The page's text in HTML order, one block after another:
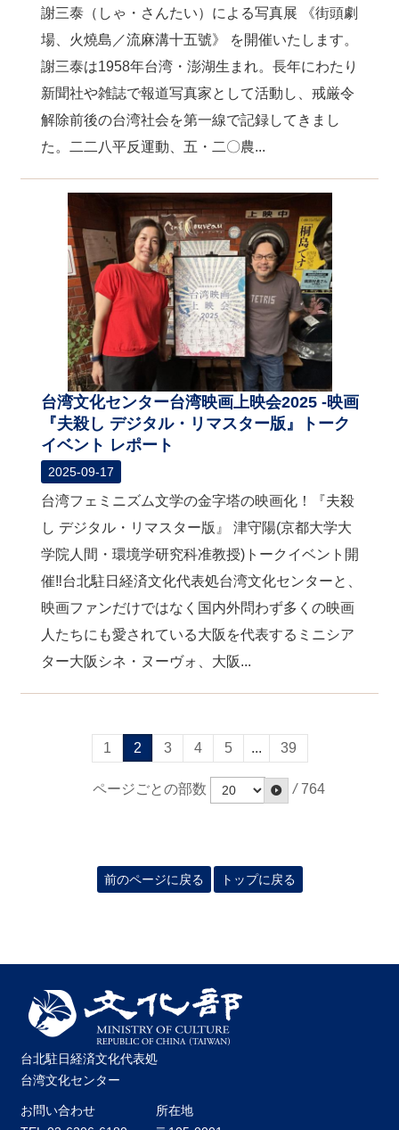
謝三泰（しゃ・さんたい）による写真展 《街頭劇
場、火燒島／流麻溝十五號》 を開催いたします。
謝三泰は1958年台湾・澎湖生まれ。長年にわたり
新聞社や雑誌で報道写真家として活動し、戒厳令
解除前後の台湾社会を第一線で記録してきまし
た。二二八平反運動、五・二〇農...
台湾文化センター台湾映画上映会2025 -映画
『夫殺し デジタル・リマスター版』トーク
イベント レポート
2025-09-17
台湾フェミニズム文学の金字塔の映画化！『夫殺
し デジタル・リマスター版』 津守陽(京都大学大
学院人間・環境学研究科准教授)トークイベント開
催‼台北駐日経済文化代表処台湾文化センターと、
映画ファンだけではなく国内外問わず多くの映画
人たちにも愛されている大阪を代表するミニシア
ター大阪シネ・ヌーヴォ、大阪...
1 2 3 4 5 ... 39
ページごとの部数 / 764
前のページに戻る トップに戻る
台北駐日経済文化代表処
台湾文化センター
お問い合わせ
所在地